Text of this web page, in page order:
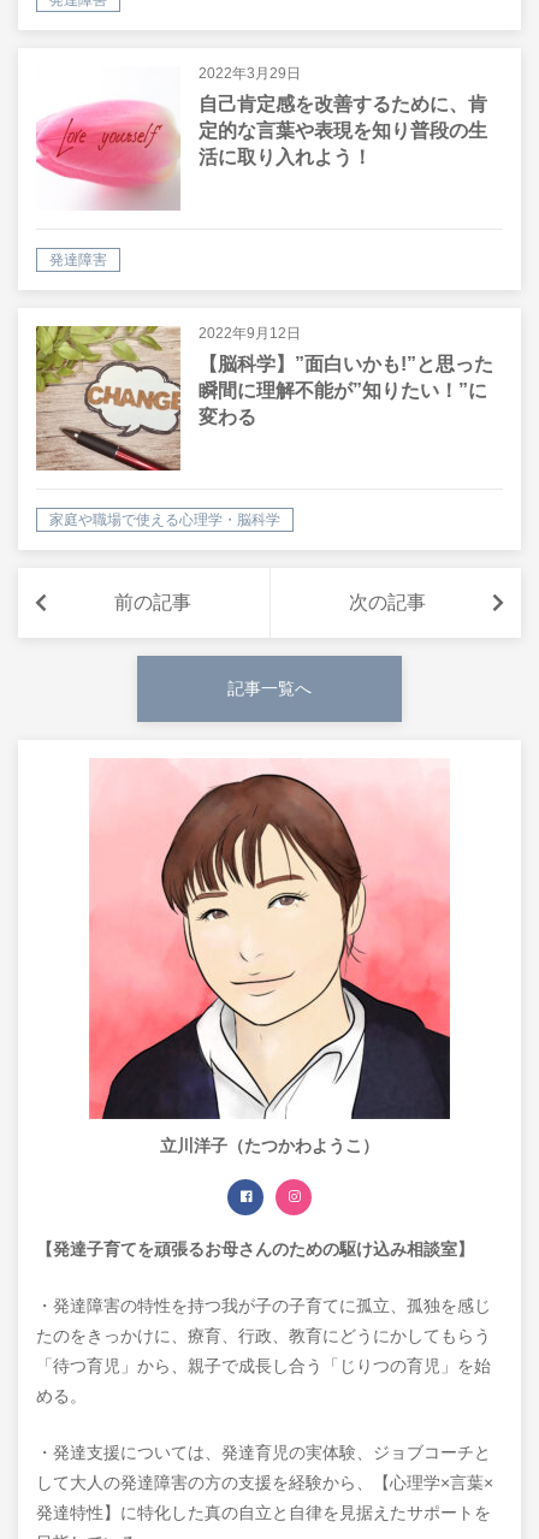
2022年3月29日
自己肯定感を改善するために、肯
定的な言葉や表現を知り普段の生
活に取り入れよう！
発達障害
2022年9月12日
【脳科学】”面白いかも!”と思った
瞬間に理解不能が”知りたい！”に
変わる
家庭や職場で使える心理学・脳科学
前の記事 次の記事
記事一覧へ
立川洋子（たつかわようこ）
【発達子育てを頑張るお母さんのための駆け込み相談室】
・発達障害の特性を持つ我が子の子育てに孤立、孤独を感じ
たのをきっかけに、療育、行政、教育にどうにかしてもらう
「待つ育児」から、親子で成長し合う「じりつの育児」を始
める。
・発達支援については、発達育児の実体験、ジョブコーチと
して大人の発達障害の方の支援を経験から、【心理学×言葉×
発達特性】に特化した真の自立と自律を見据えたサポートを